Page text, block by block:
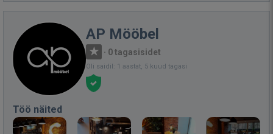
AP Mööbel
· 0 tagasisidet
Oli saidil: 1 aastat, 5 kuud tagasi
Töö näited